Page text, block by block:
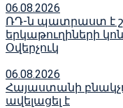
06.08.2026
ՌԴ-ն պատրաստ է
երկաթուղիների
Օվերչուկ
06.08.2026
Հայաստանի
ավելացել է